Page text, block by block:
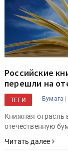
Российские
перешли на
ТЕГИ Бумага |
Книжная отрасль
отечественную
Читать далее